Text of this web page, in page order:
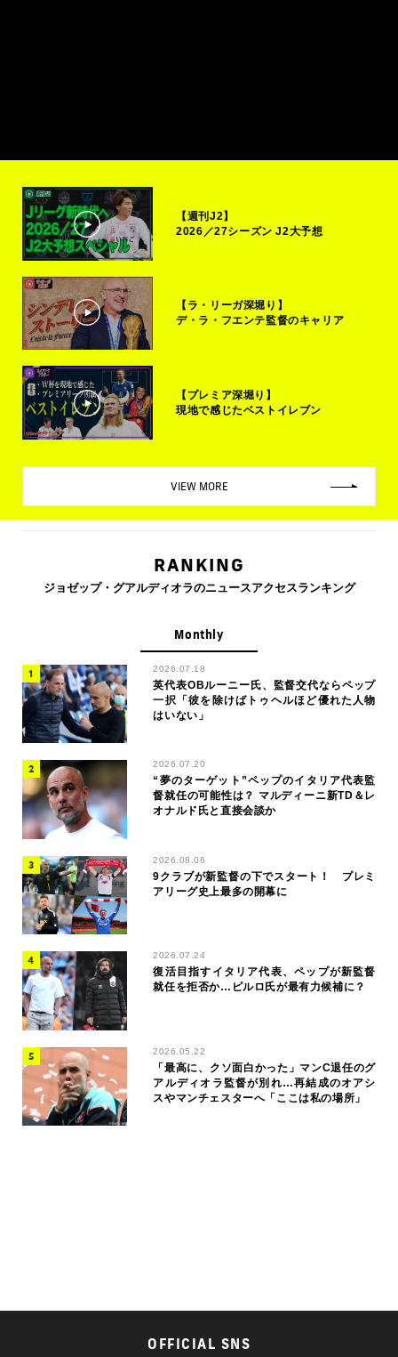
【週刊J2】
2026／27シーズン J2大予想
【ラ・リーガ深堀り】
デ・ラ・フエンテ監督のキャリア
【プレミア深堀り】
現地で感じたベストイレブン
VIEW MORE
RANKING
ジョゼップ・グアルディオラのニュースアクセスランキング
Monthly
2026.07.18
英代表OBルーニー氏、監督交代ならペップ
一択「彼を除けばトゥヘルほど優れた人物
はいない」
2026.07.20
“夢のターゲット”ペップのイタリア代表監
督就任の可能性は？ マルディーニ新TD＆レ
オナルド氏と直接会談か
2026.08.06
9クラブが新監督の下でスタート！ プレミ
アリーグ史上最多の開幕に
2026.07.24
復活目指すイタリア代表、ペップが新監督
就任を拒否か…ピルロ氏が最有力候補に？
2026.05.22
「最高に、クソ面白かった」マンC退任のグ
アルディオラ監督が別れ…再結成のオアシ
スやマンチェスターへ「ここは私の場所」
OFFICIAL SNS